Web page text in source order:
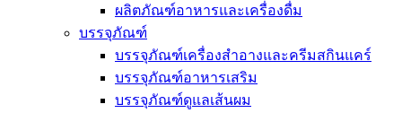
ผลิตภัณฑ์อาหารและเครื่องดื่ม
บรรจุภัณฑ์
บรรจุภัณฑ์เครื่องสำอางและครีมสกินแคร์
บรรจุภัณฑ์อาหารเสริม
บรรจุภัณฑ์ดูแลเส้นผม